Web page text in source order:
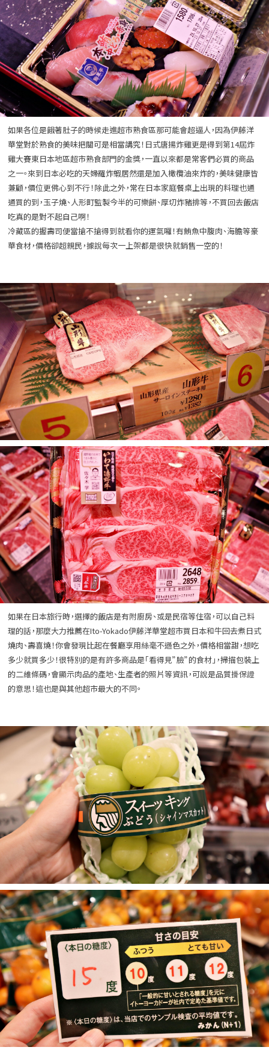
如果各位是餓著肚子的時候走進超市熟食區那可能會超逼人，因為伊藤洋
華堂對於熟食的美味把關可是相當講究！日式唐揚炸雞更是得到第14屆炸
雞大賽東日本地區超市熟食部門的金獎，一直以來都是常客們必買的商品
之一。來到日本必吃的天婦羅炸蝦居然還是加入橄欖油來炸的，美味健康皆
兼顧，價位更佛心到不行！除此之外，常在日本家庭餐桌上出現的料理也通
通買的到，玉子燒、人形町監製今半的可樂餅、厚切炸豬排等，不買回去飯店
吃真的是對不起自己啊！
冷藏區的握壽司便當搶不搶得到就看你的運氣囉！有鮪魚中腹肉、海膽等豪
華食材，價格卻超親民，據說每次一上架都是很快就銷售一空的！
如果在日本旅行時，選擇的飯店是有附廚房、或是民宿等住宿，可以自己料
理的話，那麼大力推薦在Ito-Yokado伊藤洋華堂超市買日本和牛回去煮日式
燒肉、壽喜燒！你會發現比起在餐廳享用絲毫不遜色之外，價格相當甜，想吃
多少就買多少！很特別的是有許多商品是「看得見”臉”的食材」，掃描包裝上
的二維條碼，會顯示肉品的產地、生產者的照片等資訊，可說是品質掛保證
的意思！這也是與其他超市最大的不同。